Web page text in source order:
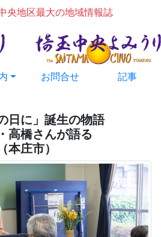
央地区最大の地域情報誌
お問合せ 記事
日に」誕生の物語
高橋さんが語る
（本庄市）